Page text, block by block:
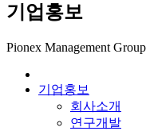
기업홍보
Pionex Management Group
기업홍보
회사소개
연구개발